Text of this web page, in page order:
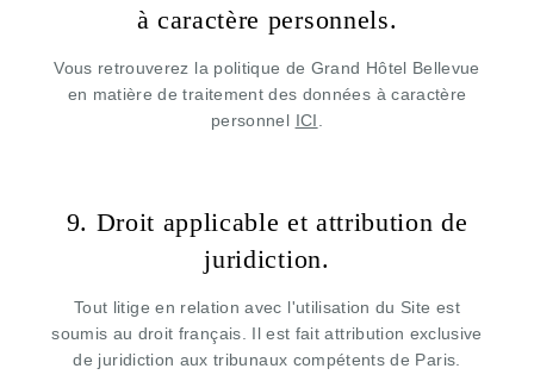
à caractère personnels.
Vous retrouverez la politique de Grand Hôtel Bellevue
en matière de traitement des données à caractère
personnel ICI.
9. Droit applicable et attribution de
juridiction.
Tout litige en relation avec l'utilisation du Site est
soumis au droit français. Il est fait attribution exclusive
de juridiction aux tribunaux compétents de Paris.